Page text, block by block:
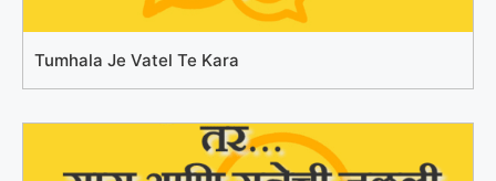
Tumhala Je Vatel Te Kara